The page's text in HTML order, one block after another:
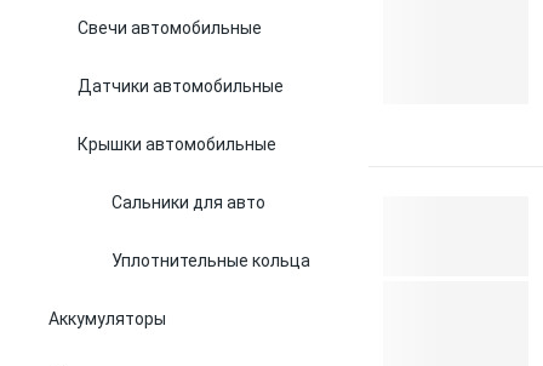
Свечи автомобильные
Датчики автомобильные
Крышки автомобильные
Сальники для авто
Уплотнительные кольца
Аккумуляторы